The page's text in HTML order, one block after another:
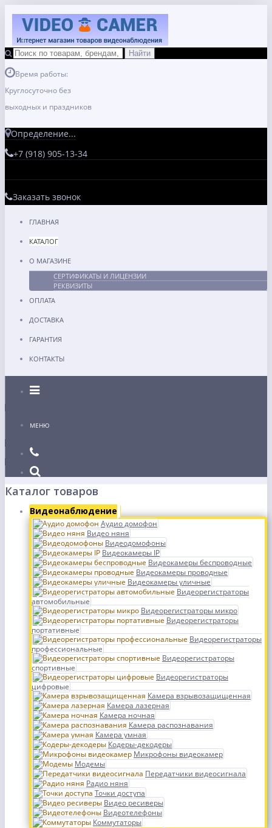
Время работы:
Круглосуточно без
выходных и праздников
Определение...
+7 (918) 905-13-34
Заказать звонок
ГЛАВНАЯ
КАТАЛОГ
О МАГАЗИНЕ
СЕРТИФИКАТЫ И ЛИЦЕНЗИИ
РЕКВИЗИТЫ
ОПЛАТА
ДОСТАВКА
ГАРАНТИЯ
КОНТАКТЫ
Каталог
МЕНЮ
Каталог товаров
Видеонаблюдение
Аудио домофон
Видео няня
Видеодомофоны
Видеокамеры IP
Видеокамеры беспроводные
Видеокамеры проводные
Видеокамеры уличные
Видеорегистраторы
автомобильные
Видеорегистраторы микро
Видеорегистраторы
портативные
Видеорегистраторы
профессиональные
Видеорегистраторы
спортивные
Видеорегистраторы
цифровые
Камера взрывозащищенная
Камера лазерная
Камера ночная
Камера распознавания
Камера умная
Кодеры-декодеры
Микрофоны видеокамер
Модемы
Передатчики видеосигнала
Радио няня
Точки доступа
Видео ресиверы
Видеотелефоны
Коммутаторы